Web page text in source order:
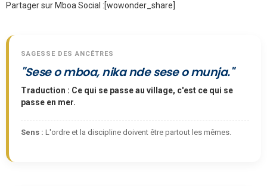
Partager sur Mboa Social :[wowonder_share]
SAGESSE DES ANCÊTRES
"Sese o mboa, nika nde sese o munja."
Traduction : Ce qui se passe au village, c'est ce qui se
passe en mer.
Sens : L'ordre et la discipline doivent être partout les mêmes.